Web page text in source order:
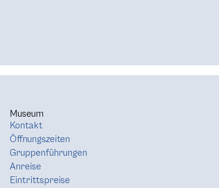
Museum
Kontakt
Öffnungszeiten
Gruppenführungen
Anreise
Eintrittspreise